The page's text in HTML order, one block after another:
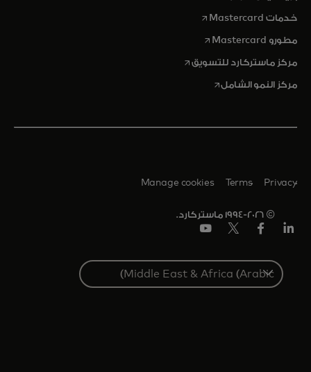
خدمات Mastercard opens in a new tab
مطورو Mastercard opens in a new tab
مركز ماستركارد للتسويقopens in a new tab
مركز النمو الشاملopens in a new tab
© 1994-2026 ماستركارد.
Privacy
Terms
Manage cookies
Select
a
country